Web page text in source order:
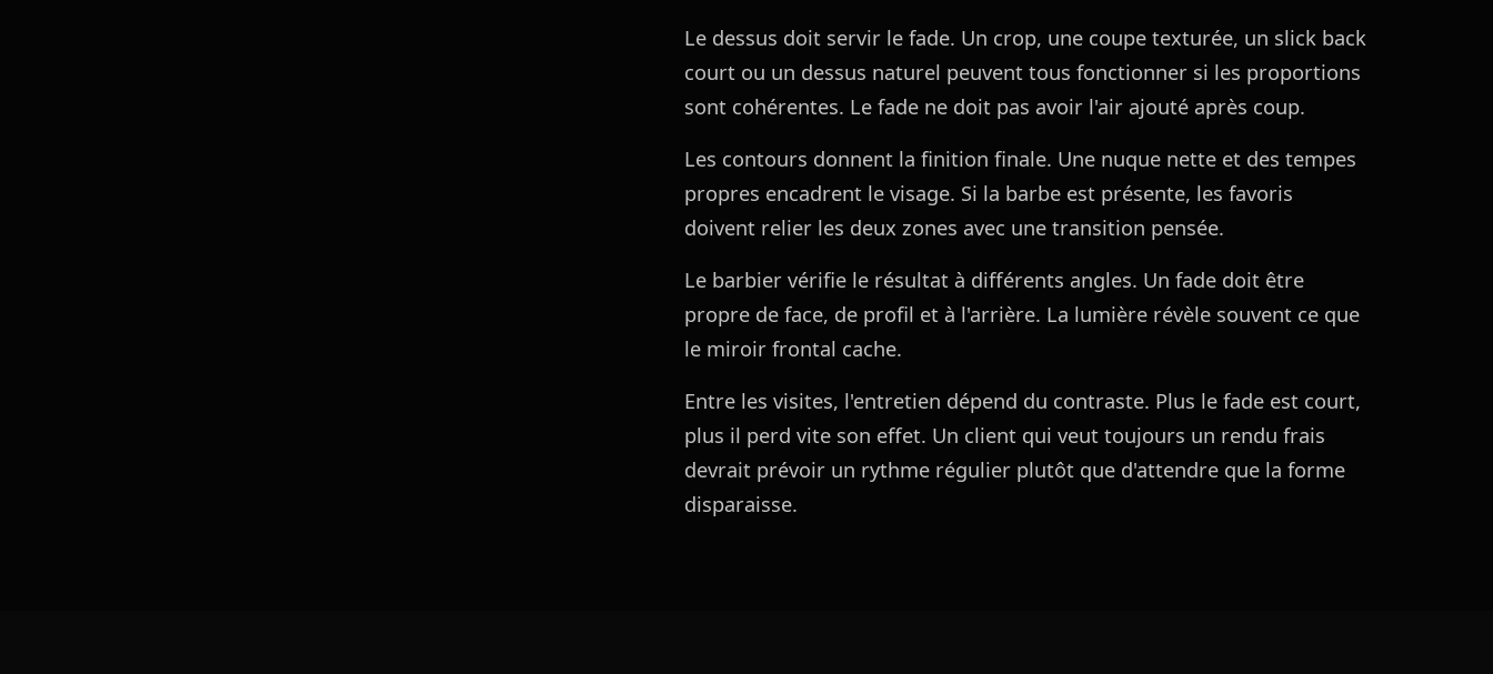
Le dessus doit servir le fade. Un crop, une coupe texturée, un slick back
court ou un dessus naturel peuvent tous fonctionner si les proportions
sont cohérentes. Le fade ne doit pas avoir l'air ajouté après coup.
Les contours donnent la finition finale. Une nuque nette et des tempes
propres encadrent le visage. Si la barbe est présente, les favoris
doivent relier les deux zones avec une transition pensée.
Le barbier vérifie le résultat à différents angles. Un fade doit être
propre de face, de profil et à l'arrière. La lumière révèle souvent ce que
le miroir frontal cache.
Entre les visites, l'entretien dépend du contraste. Plus le fade est court,
plus il perd vite son effet. Un client qui veut toujours un rendu frais
devrait prévoir un rythme régulier plutôt que d'attendre que la forme
disparaisse.